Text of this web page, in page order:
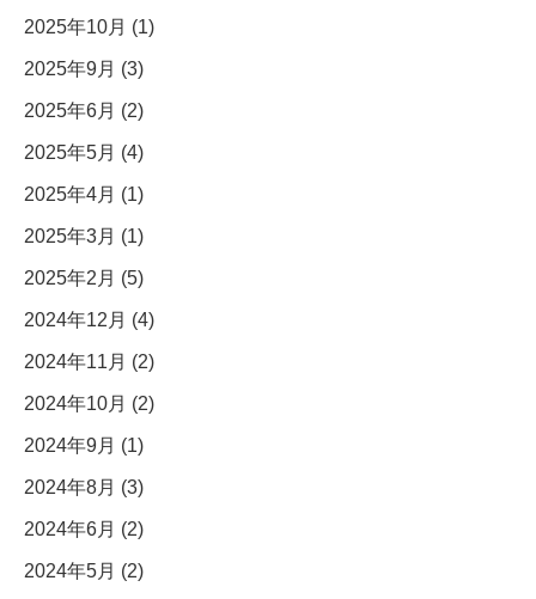
2025年10月 (1)
2025年9月 (3)
2025年6月 (2)
2025年5月 (4)
2025年4月 (1)
2025年3月 (1)
2025年2月 (5)
2024年12月 (4)
2024年11月 (2)
2024年10月 (2)
2024年9月 (1)
2024年8月 (3)
2024年6月 (2)
2024年5月 (2)